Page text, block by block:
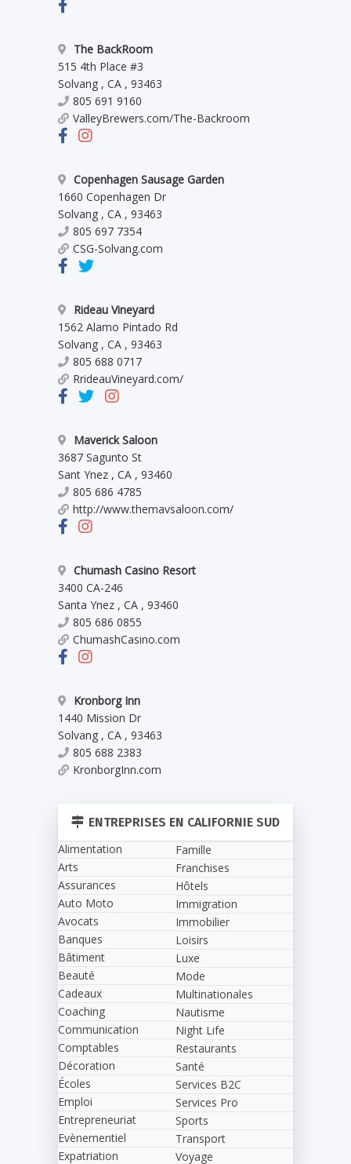
The BackRoom
515 4th Place #3
Solvang , CA , 93463
805 691 9160
ValleyBrewers.com/The-Backroom
Copenhagen Sausage Garden
1660 Copenhagen Dr
Solvang , CA , 93463
805 697 7354
CSG-Solvang.com
Rideau Vineyard
1562 Alamo Pintado Rd
Solvang , CA , 93463
805 688 0717
RrideauVineyard.com/
Maverick Saloon
3687 Sagunto St
Sant Ynez , CA , 93460
805 686 4785
http://www.themavsaloon.com/
Chumash Casino Resort
3400 CA-246
Santa Ynez , CA , 93460
805 686 0855
ChumashCasino.com
Kronborg Inn
1440 Mission Dr
Solvang , CA , 93463
805 688 2383
KronborgInn.com
ENTREPRISES EN CALIFORNIE SUD
Alimentation
Arts
Assurances
Auto Moto
Avocats
Banques
Bâtiment
Beauté
Cadeaux
Coaching
Communication
Comptables
Décoration
Écoles
Emploi
Entrepreneuriat
Evènementiel
Expatriation
Famille
Franchises
Hôtels
Immigration
Immobilier
Loisirs
Luxe
Mode
Multinationales
Nautisme
Night Life
Restaurants
Santé
Services B2C
Services Pro
Sports
Transport
Voyage